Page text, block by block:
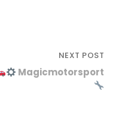
NEXT POST
Magicmotorsport